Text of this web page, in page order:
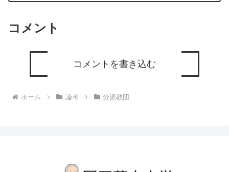
コメント
コメントを書き込む
ホーム 論考 分派教団